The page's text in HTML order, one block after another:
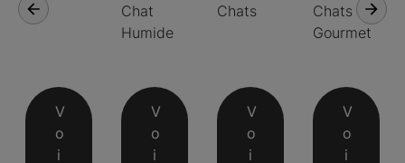
V
o
i
Chat
Humide
V
o
i
Chats
V
o
i
Chats
Gourmet
V
o
i